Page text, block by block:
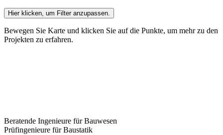
Hier klicken , um Filter anzupassen.
Bewegen Sie Karte und klicken Sie auf die Punkte, um mehr zu den
Projekten zu erfahren.
Beratende Ingenieure für Bauwesen
Prüfingenieure für Baustatik